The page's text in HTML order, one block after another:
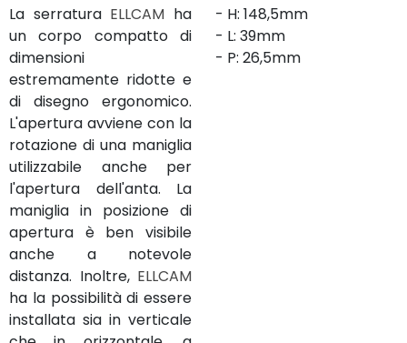
La serratura ELLCAM ha
un corpo compatto di
dimensioni
estremamente ridotte e
di disegno ergonomico.
L'apertura avviene con la
rotazione di una maniglia
utilizzabile anche per
l'apertura dell'anta. La
maniglia in posizione di
apertura è ben visibile
anche a notevole
distanza. Inoltre, ELLCAM
ha la possibilità di essere
installata sia in verticale
- H: 148,5mm
- L: 39mm
- P: 26,5mm